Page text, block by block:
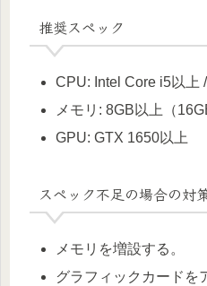
推奨スペック
CPU: Intel Core i5以上
メモリ: 8GB以上（
GPU: GTX 1650以上
スペック不足の場合の対
メモリを増設する。
グラフィックカードを